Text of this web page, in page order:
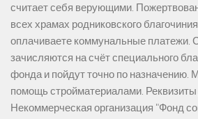
считает себя верующими.
всех храмах родниковского
оплачиваете коммунальные платежи.
зачисляются на счёт специального
фонда и пойдут точно по назначению.
помощь стройматериалами.
Некоммерческая организация "Фонд